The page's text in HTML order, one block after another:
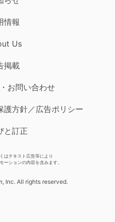
情報
Us
掲載
お問い合わせ
護方針／広告ポリシー
と訂正
はテキスト広告等により
ーションの内容を含みます。
Inc. All rights reserved.